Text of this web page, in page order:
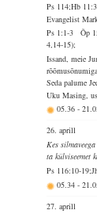
Ps 114;Hb
Evangelist
Ps 1:1-3 Õp
4,14-15);
Issand, meie
Seda palume
Uku Masing,
05.36-
26. aprill
Kes
ta külviseemet
Ps 116:10-
05.34-
27. aprill